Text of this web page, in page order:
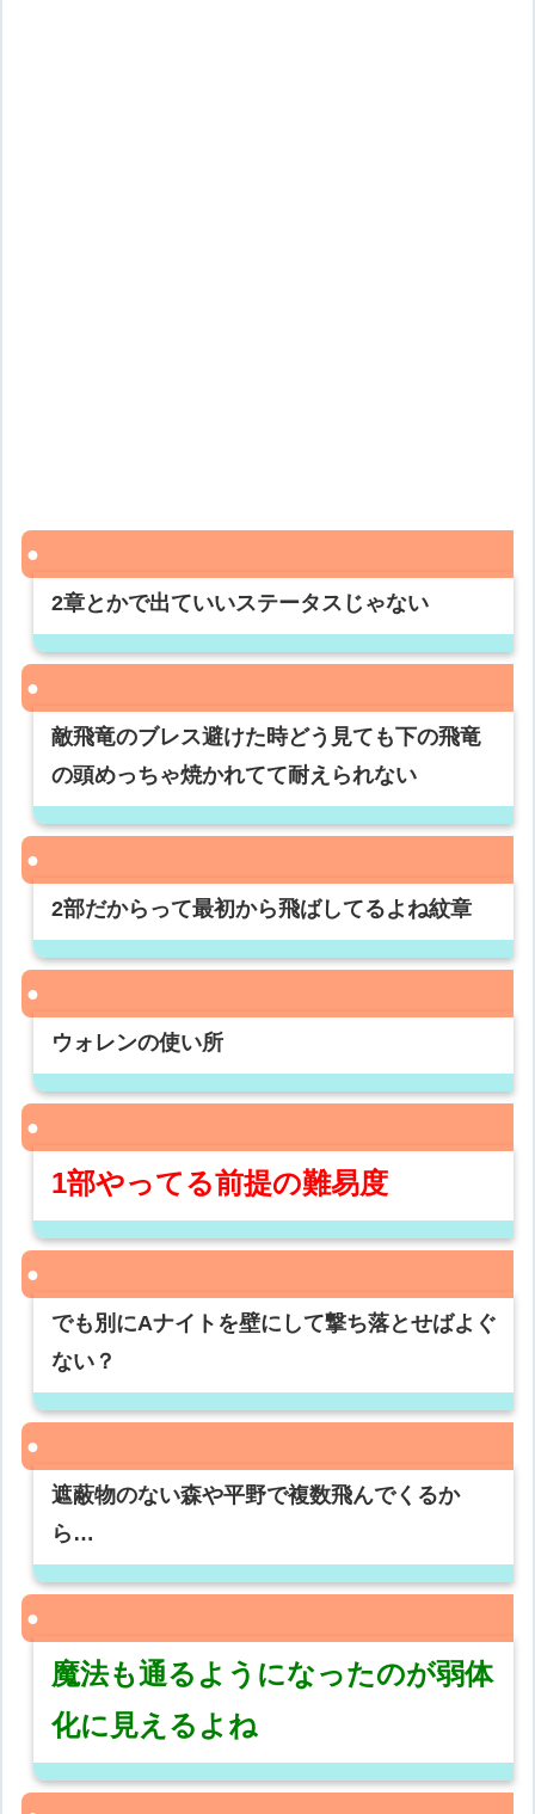
2章とかで出ていいステータスじゃない
敵飛竜のブレス避けた時どう見ても下の飛竜
の頭めっちゃ焼かれてて耐えられない
2部だからって最初から飛ばしてるよね紋章
ウォレンの使い所
1部やってる前提の難易度
でも別にAナイトを壁にして撃ち落とせばよぐ
ない？
遮蔽物のない森や平野で複数飛んでくるか
ら…
魔法も通るようになったのが弱体
化に見えるよね